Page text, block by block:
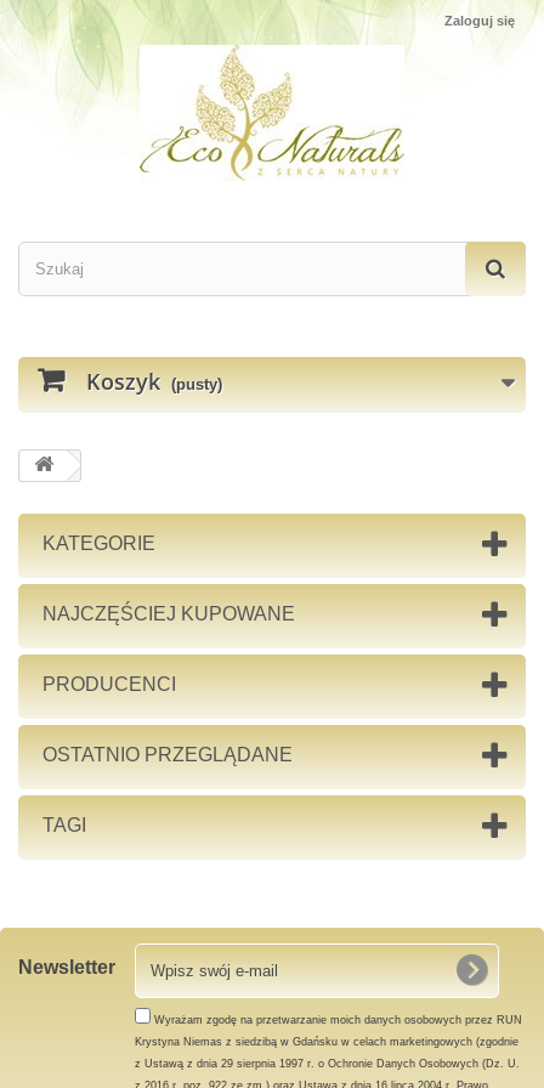
Zaloguj się
Koszyk (pusty)
KATEGORIE
NAJCZĘŚCIEJ KUPOWANE
PRODUCENCI
OSTATNIO PRZEGLĄDANE
TAGI
Newsletter
Wyrażam zgodę na przetwarzanie moich danych osobowych przez RUN
Krystyna Niemas z siedzibą w Gdańsku w celach marketingowych (zgodnie
z Ustawą z dnia 29 sierpnia 1997 r. o Ochronie Danych Osobowych (Dz. U.
z 2016 r. poz. 922 ze zm.) oraz Ustawą z dnia 16 lipca 2004 r. Prawo